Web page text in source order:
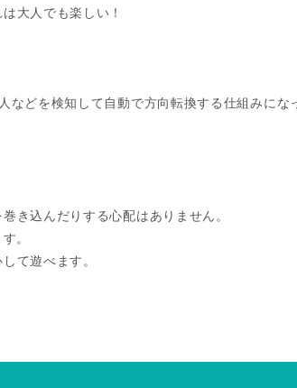
大人でも楽しい！
どを検知して自動で方向転換する仕組みにな
き込んだりする心配はありません。
。
て遊べます。